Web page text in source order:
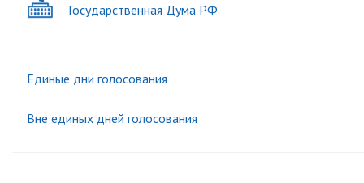
Государственная Дума РФ
Единые дни голосования
Вне единых дней голосования